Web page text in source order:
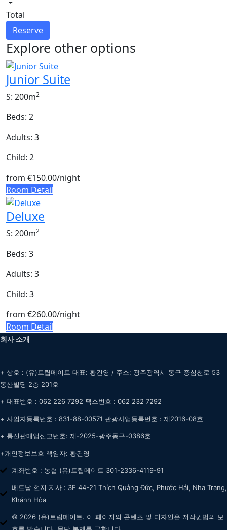
Total
Reserve
Explore other options
Junior Suite
S: 200m2
Beds: 2
Adults: 3
Child: 2
from €150.00/night
Room Detail
Deluxe
S: 200m2
Beds: 3
Adults: 3
Child: 3
from €260.00/night
Room Detail
회사 소개
+ 상호 : (유)트립메이트 대표: 황건영 / 주소: 광주광역시 동구 증심천로 53
동산빌딩 2층 201호
+ 대표번호 : 062 226 7292 팩스번호 : 062 232 7292
+ 사업자등록번호 : 831-88-00571 관광사업등록번호 : 제2016-08호
+ 통신판매업신고번호: 제-2025-광주동구-0386호
+개인정보보호 책임자: 황건영
계좌번호 : 농협 (유)트립메이트 301-2336-4119-91
베트남 현지 지사 : 3F 44-21 Thích Quảng Đức, Phước Hải, Nha Trang,
Khánh Hòa
© 2026 (유)트립메이트. 이 페이지의 콘텐츠 및 디자인은 저작권법의 보